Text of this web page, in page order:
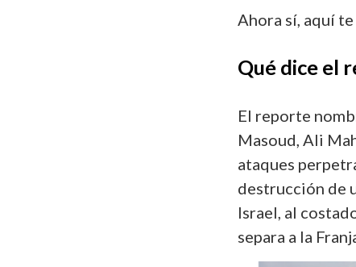
Ahora sí, aquí
Qué dice el
El reporte
Masoud, Ali
ataques
destrucción de
Israel, al
separa a la